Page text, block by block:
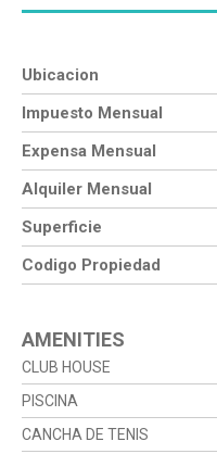
Ubicacion
Impuesto Mensual
Expensa Mensual
Alquiler Mensual
Superficie
Codigo Propiedad
AMENITIES
CLUB HOUSE
PISCINA
CANCHA DE TENIS